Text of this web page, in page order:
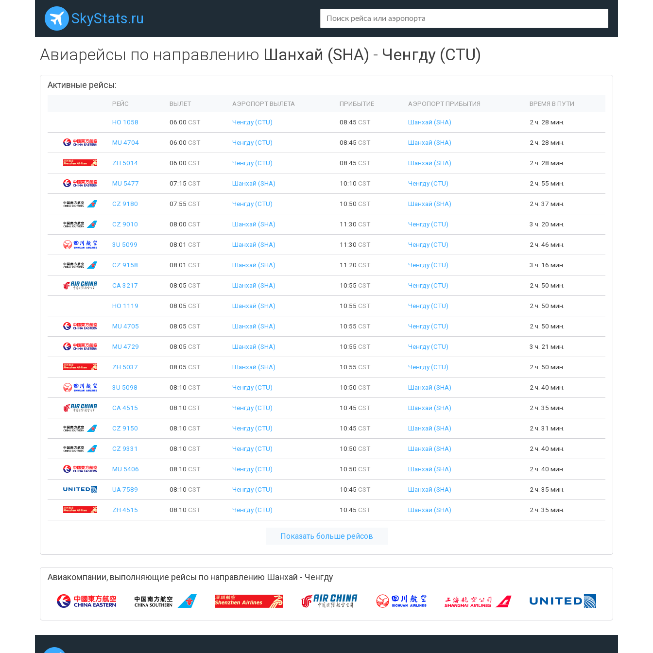
SkyStats.ru
Авиарейсы по направлению Шанхай (SHA) - Ченгду (CTU)
Активные рейсы:
РЕЙС ВЫЛЕТ АЭРОПОРТ ВЫЛЕТА ПРИБЫТИЕ АЭРОПОРТ ПРИБЫТИЯ ВРЕМЯ В ПУТИ
HO 1058 06:00 CST Ченгду (CTU) 08:45 CST Шанхай (SHA) 2 ч. 28 мин.
MU 4704 06:00 CST Ченгду (CTU) 08:45 CST Шанхай (SHA) 2 ч. 28 мин.
ZH 5014 06:00 CST Ченгду (CTU) 08:45 CST Шанхай (SHA) 2 ч. 28 мин.
MU 5477 07:15 CST Шанхай (SHA) 10:10 CST Ченгду (CTU) 2 ч. 55 мин.
CZ 9180 07:55 CST Ченгду (CTU) 10:50 CST Шанхай (SHA) 2 ч. 37 мин.
CZ 9010 08:00 CST Шанхай (SHA) 11:30 CST Ченгду (CTU) 3 ч. 20 мин.
3U 5099 08:01 CST Шанхай (SHA) 11:30 CST Ченгду (CTU) 2 ч. 46 мин.
CZ 9158 08:01 CST Шанхай (SHA) 11:20 CST Ченгду (CTU) 3 ч. 16 мин.
CA 3217 08:05 CST Шанхай (SHA) 10:55 CST Ченгду (CTU) 2 ч. 50 мин.
HO 1119 08:05 CST Шанхай (SHA) 10:55 CST Ченгду (CTU) 2 ч. 50 мин.
MU 4705 08:05 CST Шанхай (SHA) 10:55 CST Ченгду (CTU) 2 ч. 50 мин.
MU 4729 08:05 CST Шанхай (SHA) 10:55 CST Ченгду (CTU) 3 ч. 21 мин.
ZH 5037 08:05 CST Шанхай (SHA) 10:55 CST Ченгду (CTU) 2 ч. 50 мин.
3U 5098 08:10 CST Ченгду (CTU) 10:50 CST Шанхай (SHA) 2 ч. 40 мин.
CA 4515 08:10 CST Ченгду (CTU) 10:45 CST Шанхай (SHA) 2 ч. 35 мин.
CZ 9150 08:10 CST Ченгду (CTU) 10:45 CST Шанхай (SHA) 2 ч. 31 мин.
CZ 9331 08:10 CST Ченгду (CTU) 10:50 CST Шанхай (SHA) 2 ч. 40 мин.
MU 5406 08:10 CST Ченгду (CTU) 10:50 CST Шанхай (SHA) 2 ч. 40 мин.
UA 7589 08:10 CST Ченгду (CTU) 10:45 CST Шанхай (SHA) 2 ч. 35 мин.
ZH 4515 08:10 CST Ченгду (CTU) 10:45 CST Шанхай (SHA) 2 ч. 35 мин.
Показать больше рейсов
Авиакомпании, выполняющие рейсы по направлению Шанхай - Ченгду